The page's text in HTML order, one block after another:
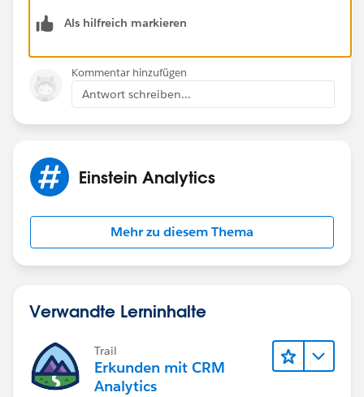
Regards,
Jayson
Als hilfreich markieren
Kommentar hinzufügen
Antwort schreiben...
Einstein Analytics
Mehr zu diesem Thema
Verwandte Lerninhalte
Trail
Erkunden mit CRM
Analytics